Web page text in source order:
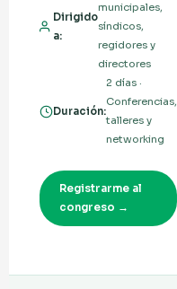
Dirigido
a:
municipales,
síndicos,
regidores y
directores
Duración:
2 días ·
Conferencias,
talleres y
networking
Registrarme al
congreso →